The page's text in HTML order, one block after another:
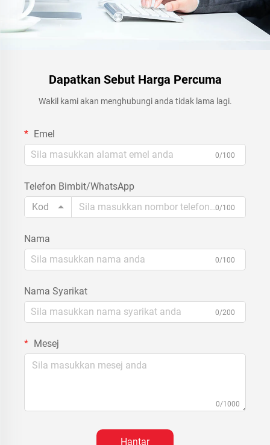
Dapatkan Sebut Harga Percuma
Wakil kami akan menghubungi anda tidak lama lagi.
Emel
0/100
Telefon Bimbit/WhatsApp
Kod
0/100
Nama
0/100
Nama Syarikat
0/200
Mesej
0/1000
Hantar